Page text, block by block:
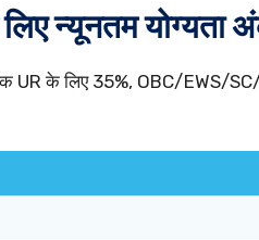
लिए न्यूनतम योग्यता
अंक UR के लिए 35%, OBC/EWS/